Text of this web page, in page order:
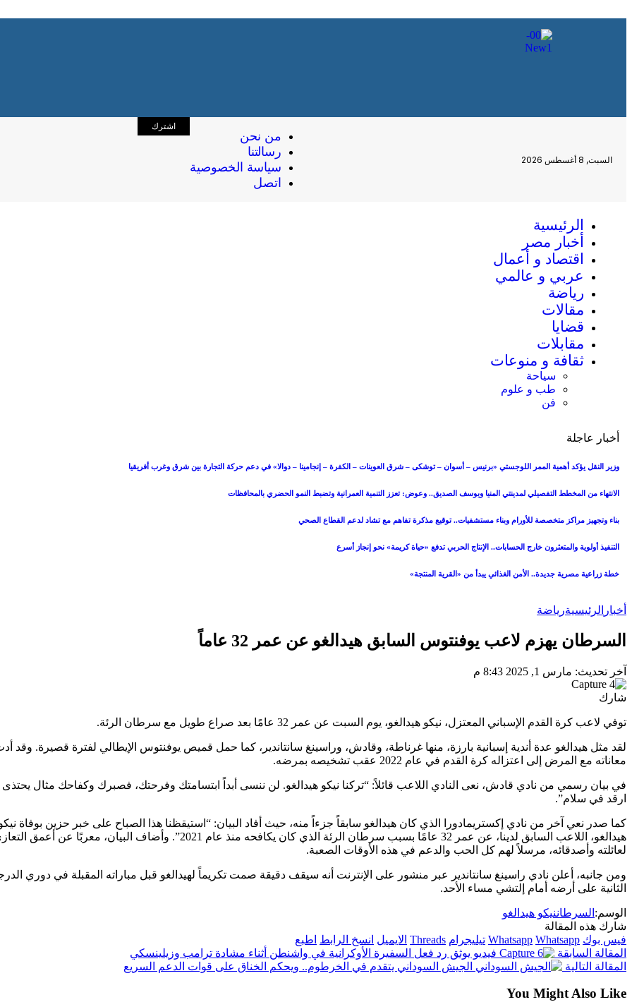
السبت, 8 أغسطس 2026
من نحن
رسالتنا
سياسة الخصوصية
اتصل
اشترك
الرئيسية
أخبار مصر
اقتصاد و أعمال
عربي و عالمي
رياضة
مقالات
قضايا
مقابلات
ثقافة و منوعات
سياحة
طب و علوم
فن
أخبار عاجلة
وزير النقل يؤكد أهمية الممر اللوجستي «برنيس – أسوان – توشكى – شرق العوينات – الكفرة – إنجامينا – دوالا» في دعم حركة التجارة بين شرق وغرب أفريقيا
الانتهاء من المخطط التفصيلي لمدينتي المنيا ويوسف الصديق.. وعوض: تعزز التنمية العمرانية وتضبط النمو الحضري بالمحافظات
بناء وتجهيز مراكز متخصصة للأورام وبناء مستشفيات.. توقيع مذكرة تفاهم مع تشاد لدعم القطاع الصحي
التنفيذ أولوية والمتعثرون خارج الحسابات.. الإنتاج الحربي تدفع «حياة كريمة» نحو إنجاز أسرع
خطة زراعية مصرية جديدة.. الأمن الغذائي يبدأ من «القرية المنتجة»
أخبار الرئيسيةرياضة
السرطان يهزم لاعب يوفنتوس السابق هيدالغو عن عمر 32 عاماً
آخر تحديث: مارس 1, 2025 8:43 م
شارك
توفي لاعب كرة القدم الإسباني المعتزل، نيكو هيدالغو، يوم السبت عن عمر 32 عامًا بعد صراع طويل مع سرطان الرئة.
لقد مثل هيدالغو عدة أندية إسبانية بارزة، منها غرناطة، وقادش، وراسينغ سانتاندير، كما حمل قميص يوفنتوس الإيطالي لفترة قصيرة. وقد
معاناته مع المرض إلى اعتزاله كرة القدم في عام 2022 عقب تشخيصه بمرضه.
في بيان رسمي من نادي قادش، نعى النادي اللاعب قائلاً: “تركنا نيكو هيدالغو. لن ننسى أبداً ابتسامتك وفرحتك، فصبرك وكفاحك مثال يحتذى
ارقد في سلام”.
كما صدر نعي آخر من نادي إكستريمادورا الذي كان هيدالغو سابقاً جزءاً منه، حيث أفاد البيان: “استيقظنا هذا الصباح على خبر حزين بوفاة
هيدالغو، اللاعب السابق لدينا، عن عمر 32 عامًا بسبب سرطان الرئة الذي كان يكافحه منذ عام 2021”. وأضاف البيان، معربًا عن أعمق
لعائلته وأصدقائه، مرسلاً لهم كل الحب والدعم في هذه الأوقات الصعبة.
ومن جانبه، أعلن نادي راسينغ سانتاندير عبر منشور على الإنترنت أنه سيقف دقيقة صمت تكريماً لهيدالغو قبل مباراته المقبلة في دوري
الثانية على أرضه أمام إلتشي مساء الأحد.
الوسم: السرطاننيكو هيدالغو
شارك هذه المقالة
فيس بوك
Whatsapp Whatsapp تيليجرام Threads الايميل انسخ الرابط اطبع
المقالة السابقة
فيديو يوثق رد فعل السفيرة الأوكرانية في واشنطن أثناء مشادة ترامب وزيلينسكي
المقالة التالية
الجيش السوداني يتقدم في الخرطوم.. ويحكم الخناق على قوات الدعم السريع
You Might Also Like